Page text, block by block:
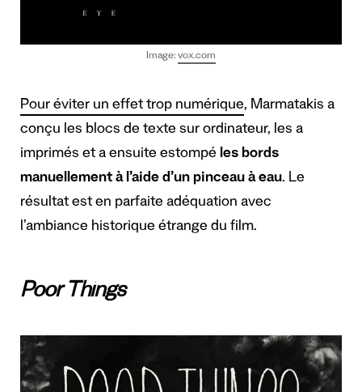
Image: vox.com
Pour éviter un effet trop numérique, Marmatakis a
conçu les blocs de texte sur ordinateur, les a
imprimés et a ensuite estompé les bords
manuellement à l’aide d’un pinceau à eau. Le
résultat est en parfaite adéquation avec
l’ambiance historique étrange du film.
Poor Things